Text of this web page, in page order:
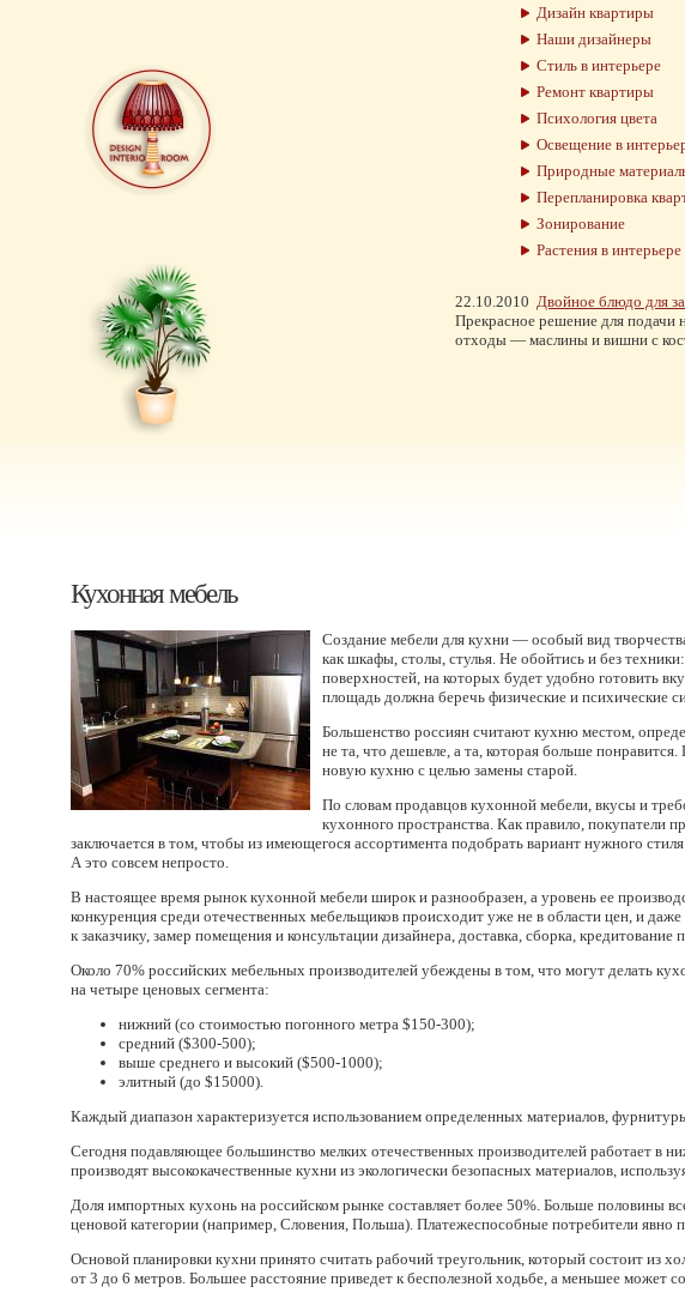
Дизайн квартиры
Наши дизайнеры
Стиль в интерьере
Ремонт квартиры
Психология цвета
Освещение в
Природные
Перепланировка
Зонирование
Растения в интерьере
22.10.2010 Двойное блюдо для
Прекрасное решение для подачи
отходы — маслины и вишни с
Кухонная мебель
Создание мебели для кухни — особый вид
как шкафы, столы, стулья. Не обойтись и без
поверхностей, на которых будет удобно готовить
площадь должна беречь физические и психические
Большенство россиян считают кухню местом,
не та, что дешевле, а та, которая больше
новую кухню с целью замены старой.
По словам продавцов кухонной мебели, вкусы и
кухонного пространства. Как правило, покупатели
заключается в том, чтобы из имеющегося ассортимента подобрать вариант нужного
А это совсем непросто.
В настоящее время рынок кухонной мебели широк и разнообразен, а уровень ее
конкуренция среди отечественных мебельщиков происходит уже не в области цен, и
к заказчику, замер помещения и консультации дизайнера, доставка, сборка, кредитование
Около 70% российских мебельных производителей убеждены в том, что могут делать
на четыре ценовых сегмента:
нижний (со стоимостью погонного метра $150-300);
средний ($300-500);
выше среднего и высокий ($500-1000);
элитный (до $15000).
Каждый диапазон характеризуется использованием определенных материалов,
Сегодня подавляющее большинство мелких отечественных производителей работает в
производят высококачественные кухни из экологически безопасных материалов,
Доля импортных кухонь на российском рынке составляет более 50%. Больше половины
ценовой категории (например, Словения, Польша). Платежеспособные потребители
Основой планировки кухни принято считать рабочий треугольник, который состоит из
от 3 до 6 метров. Большее расстояние приведет к бесполезной ходьбе, а меньшее может